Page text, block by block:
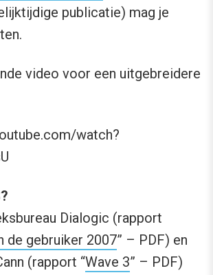
publicatie) mag je
video voor een uitgebreidere
watch?
Dialogic (rapport
de gebruiker 2007” – PDF) en
(rapport “Wave 3” – PDF)